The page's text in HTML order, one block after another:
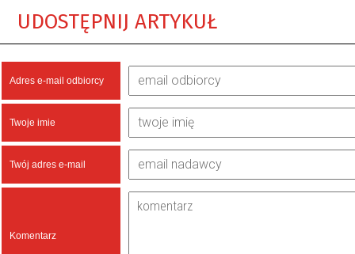
UDOSTĘPNIJ ARTYKUŁ
Adres e-mail odbiorcy
Twoje imie
Twój adres e-mail
Komentarz